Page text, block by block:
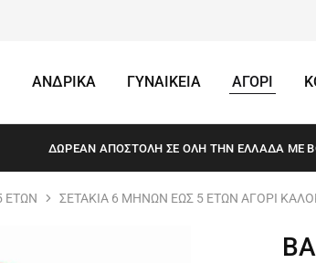
ΑΝΔΡΙΚΑ ΓΥΝΑΙΚΕΙΑ ΑΓΟΡΙ
ΔΩΡΕΆΝ ΑΠΟΣΤΟΛΗ ΣΕ ΌΛΗ ΤΗΝ ΕΛΛΆΔΑ ΜΕ
ΕΤΩΝ ΣΕΤΑΚΙΑ 6 ΜΗΝΩΝ ΕΩΣ 5 ΕΤΩΝ ΑΓΟΡΙ